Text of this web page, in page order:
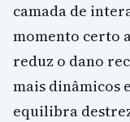
camada de
momento certo
reduz o dano
mais dinâmicos
equilibra